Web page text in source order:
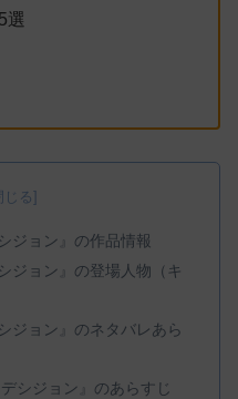
選
ジョン』の作品情報
ジョン』の登場人物（キ
ジョン』のネタバレあら
シジョン』のあらすじ